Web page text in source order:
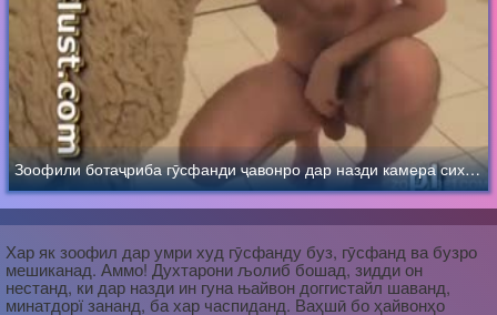
Зоофили ботаҷриба гӯсфанди ҷавонро дар назди камера сих дод
Хар як зоофил дар умри худ гӯсфанду буз, гӯсфанд ва бузро
мешиканад. Аммо! Духтарони љолиб бошад, зидди он
нестанд, ки дар назди ин гуна њайвон доггистайл шаванд,
минатдорї зананд, ба хар часпиданд. Ваҳшӣ бо ҳайвонҳо